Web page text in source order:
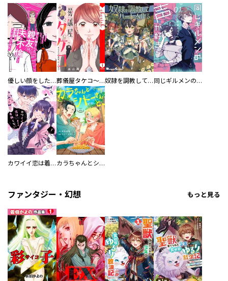
優しい顔をした親友は、夫と不倫して私の家に入り込んできた。 葬儀屋タケコ～あなたの最期、叶えます【電子単行本版】 奴隷を調教してハーレム作る 同じギルメンの声が好き
カワイイ恋は着飾らない カラちゃんとシトーさんと、 【分冊版】
ファンタジー・幻想 もっと見る